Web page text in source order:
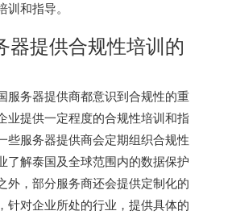
和指导。
器提供合规性培训的
服务器提供商都意识到合规性的重
业提供一定程度的合规性培训和指
些服务器提供商会定期组织合规性
了解泰国及全球范围内的数据保护
外，部分服务商还会提供定制化的
针对企业所处的行业，提供具体的